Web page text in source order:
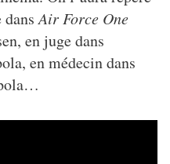
dansAir Force One
en juge dans
en médecin dans